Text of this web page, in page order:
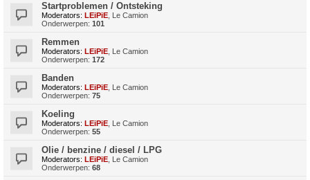
Startproblemen / Ontsteking
Moderators: LEiPiE Le Camion
Onderwerpen: 101
Remmen
Moderators: LEiPiE Le Camion
Onderwerpen: 172
Banden
Moderators: LEiPiE Le Camion
Onderwerpen: 75
Koeling
Moderators: LEiPiE Le Camion
Onderwerpen: 55
Olie / benzine / diesel / LPG
Moderators: LEiPiE Le Camion
Onderwerpen: 68